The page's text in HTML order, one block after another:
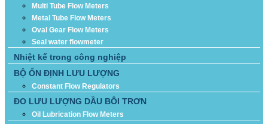
Multi Tube Flow Meters
Metal Tube Flow Meters
Oval Gear Flow Meters
Seal water flowmeter
Nhiệt kế trong công nghiệp
BỘ ỔN ĐỊNH LƯU LƯỢNG
Constant Flow Regulators
ĐO LƯU LƯỢNG DẦU BÔI TRƠN
Oil Lubrication Flow Meters